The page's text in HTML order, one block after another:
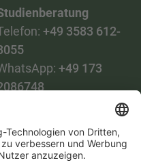
+49 3583 612-
+49 173